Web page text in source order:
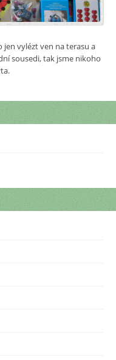
jen vylézt ven na terasu a
sousedi, tak jsme nikoho